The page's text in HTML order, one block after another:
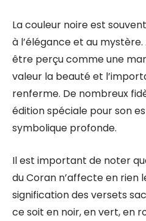
La couleur noire est
à l’élégance et au
être perçu comme une
valeur la beauté et
renferme. De nombreux
édition spéciale pour son
symbolique profonde.
Il est important de noter
du Coran n’affecte en rien
signification des versets
ce soit en noir, en vert, en